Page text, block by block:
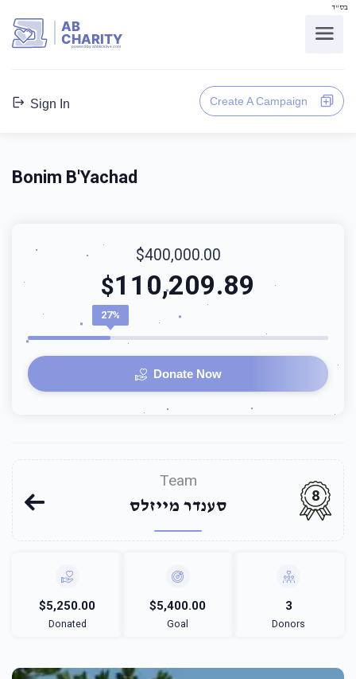
בס"ד
AB
CHARITY
powerd by ahblicklive.com
Sign In Create A Campaign
Bonim B'Yachad
$400,000.00
$110,209.89
27%
Donate Now
Team
סענדר מייזלס
8
$5,250.00
Donated
$5,400.00
Goal
3
Donors